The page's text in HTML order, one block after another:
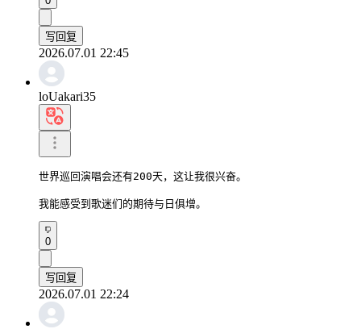
写回复
2026.07.01 22:45
loUakari35
世界巡回演唱会还有200天，这让我很兴奋。
我能感受到歌迷们的期待与日俱增。
0
写回复
2026.07.01 22:24